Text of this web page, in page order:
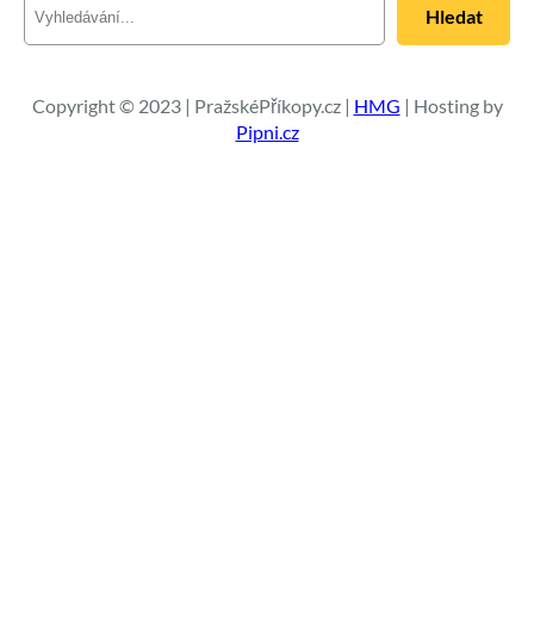
e
a
t
Hledat
Copyright © 2023 | PražskéPříkopy.cz | HMG | Hosting by
Pipni.cz